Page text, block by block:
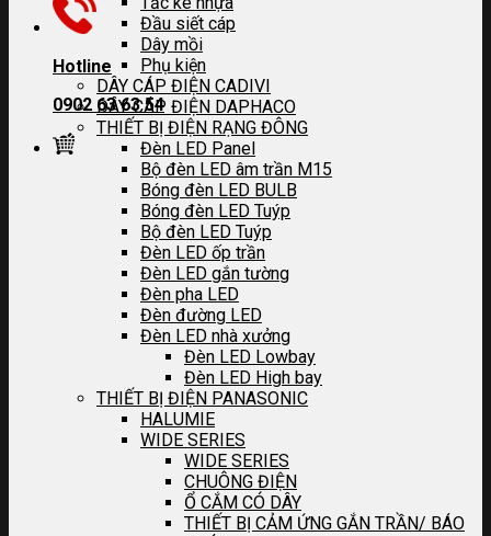
Hotline
0902 63 63 54
Đầu siết cáp
Dây mồi
Phụ kiện
DÂY CÁP ĐIỆN CADIVI
DÂY CÁP ĐIỆN DAPHACO
THIẾT BỊ ĐIỆN RẠNG ĐÔNG
Đèn LED Panel
Bộ đèn LED âm trần M15
Bóng đèn LED BULB
Bóng đèn LED Tuýp
Bộ đèn LED Tuýp
Đèn LED ốp trần
Đèn LED gắn tường
Đèn pha LED
Đèn đường LED
Đèn LED nhà xưởng
Đèn LED Lowbay
Đèn LED High bay
THIẾT BỊ ĐIỆN PANASONIC
HALUMIE
WIDE SERIES
WIDE SERIES
CHUÔNG ĐIỆN
Ổ CẮM CÓ DÂY
THIẾT BỊ CẢM ỨNG GẮN TRẦN/ BÁO